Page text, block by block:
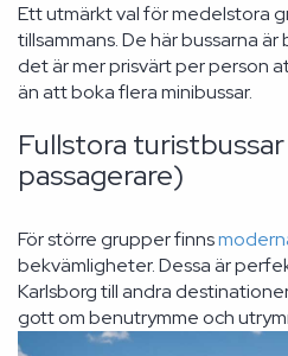
Ett utmärkt val för medelstora
tillsammans. De här bussarna
det är mer prisvärt per person
än att boka flera minibussar.
Fullstora
passagerare)
För större grupper finns
bekvämligheter. Dessa är
Karlsborg till andra
gott om benutrymme och